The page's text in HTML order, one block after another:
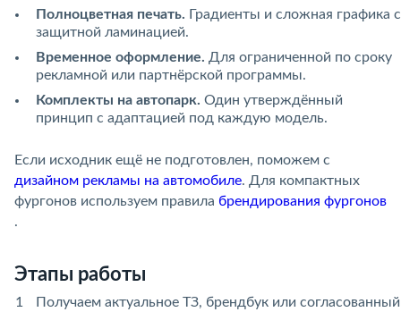
Полноцветная печать. Градиенты и сложная графика с
защитной ламинацией.
Временное оформление. Для ограниченной по сроку
рекламной или партнёрской программы.
Комплекты на автопарк. Один утверждённый
принцип с адаптацией под каждую модель.
Если исходник ещё не подготовлен, поможем с
дизайном рекламы на автомобиле. Для компактных
фургонов используем правила брендирования фургонов
.
Этапы работы
Получаем актуальное ТЗ, брендбук или согласованный